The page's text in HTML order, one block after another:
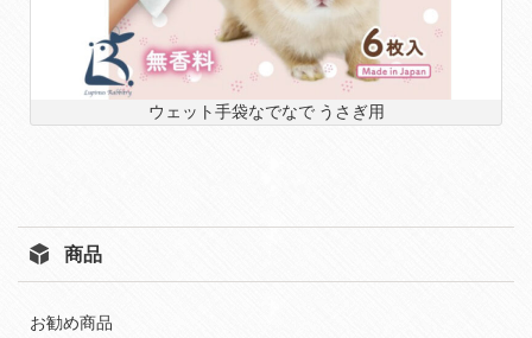
ウェット手袋なでなで うさぎ用
商品
お勧め商品